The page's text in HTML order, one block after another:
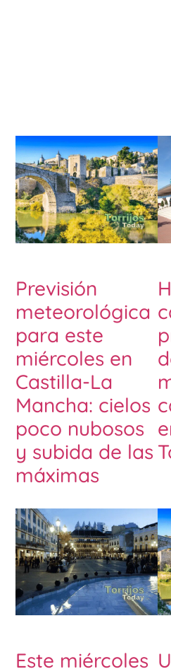
Previsión
meteorológica
para este
miércoles en
Castilla-La
Mancha: cielos
poco nubosos
y subida de las
máximas
Este miércoles